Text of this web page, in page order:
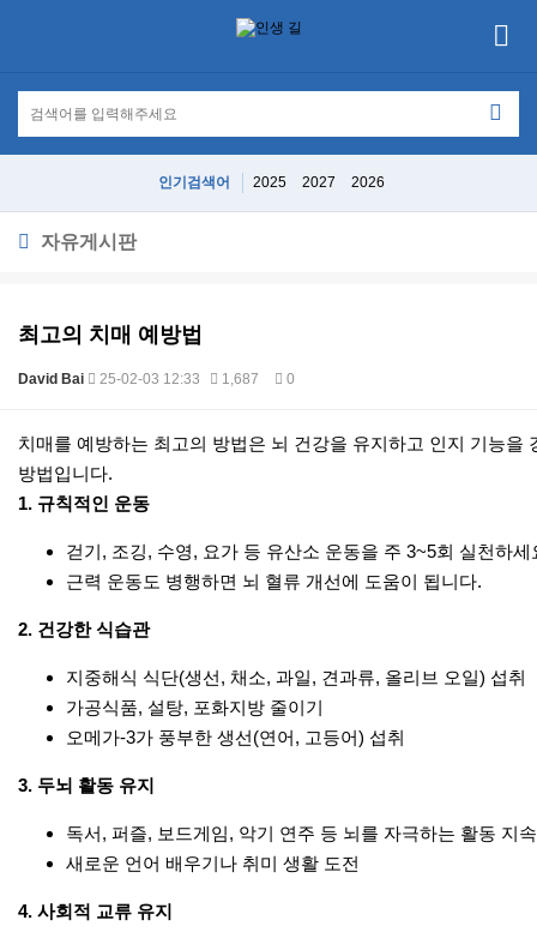
인기검색어 2025 2027 2026
자유게시판
최고의 치매 예방법
David Bai 25-02-03 12:33 1,687 0
본문
치매를 예방하는 최고의 방법은 뇌 건강을 유지하고 인지 기능
방법입니다.
1. 규칙적인 운동
걷기, 조깅, 수영, 요가 등 유산소 운동을 주 3~5회 실천하세
근력 운동도 병행하면 뇌 혈류 개선에 도움이 됩니다.
2. 건강한 식습관
지중해식 식단(생선, 채소, 과일, 견과류, 올리브 오일) 섭취
가공식품, 설탕, 포화지방 줄이기
오메가-3가 풍부한 생선(연어, 고등어) 섭취
3. 두뇌 활동 유지
독서, 퍼즐, 보드게임, 악기 연주 등 뇌를 자극하는 활동 지속
새로운 언어 배우기나 취미 생활 도전
4. 사회적 교류 유지